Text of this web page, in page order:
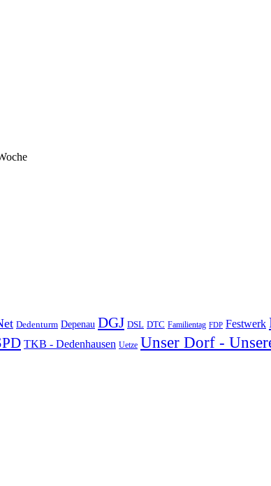
Dedenturm Depenau DGJ DSL DTC Familientag FDP Festwerk
TKB - Dedenhausen Uetze Unser Dorf -